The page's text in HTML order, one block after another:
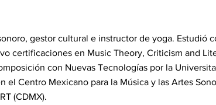
gestor cultural e instructor de yoga. Estudió
certificaciones en Music Theory, Criticism and
con Nuevas Tecnologías por la
el Centro Mexicano para la Música y las Artes
(CDMX).